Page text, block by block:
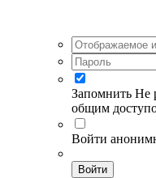
Запомнить Не
общим
Войти
Войти